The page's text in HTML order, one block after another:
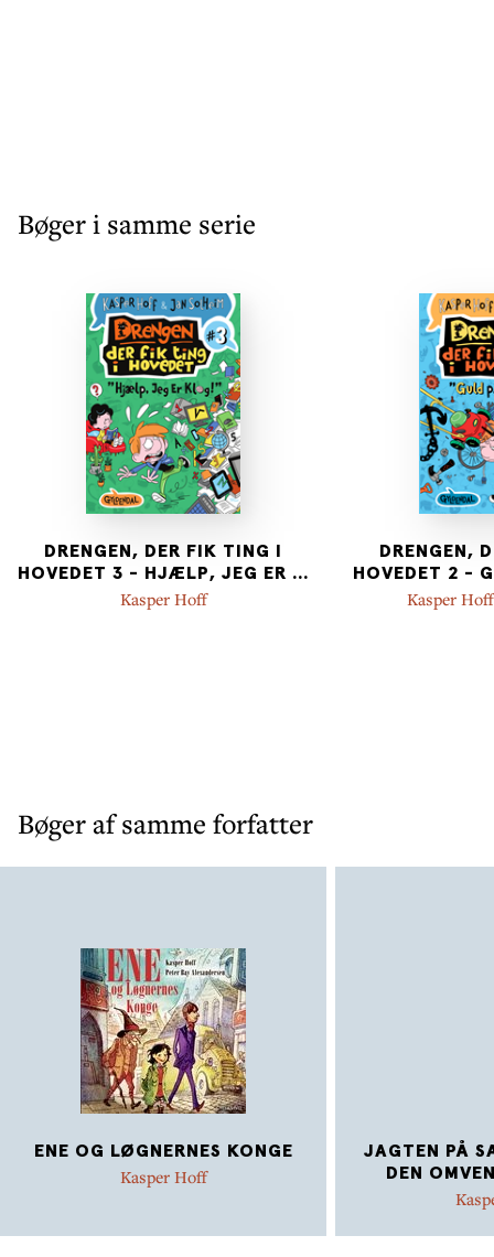
Bøger i samme serie
DRENGEN, DER FIK TING I
HOVEDET 3 - HJÆLP, JEG ER ...
Kasper Hoff
DRENGEN,
HOVEDET 2 -
Kasper Hoff
Bøger af samme forfatter
ENE OG LØGNERNES KONGE
Kasper Hoff
JAGTEN PÅ
DEN